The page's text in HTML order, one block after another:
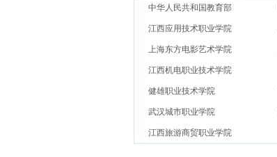
中华人民共和国教育部
江西应用技术职业学院
上海东方电影艺术学院
江西机电职业技术学院
健雄职业技术学院
武汉城市职业学院
江西旅游商贸职业学院